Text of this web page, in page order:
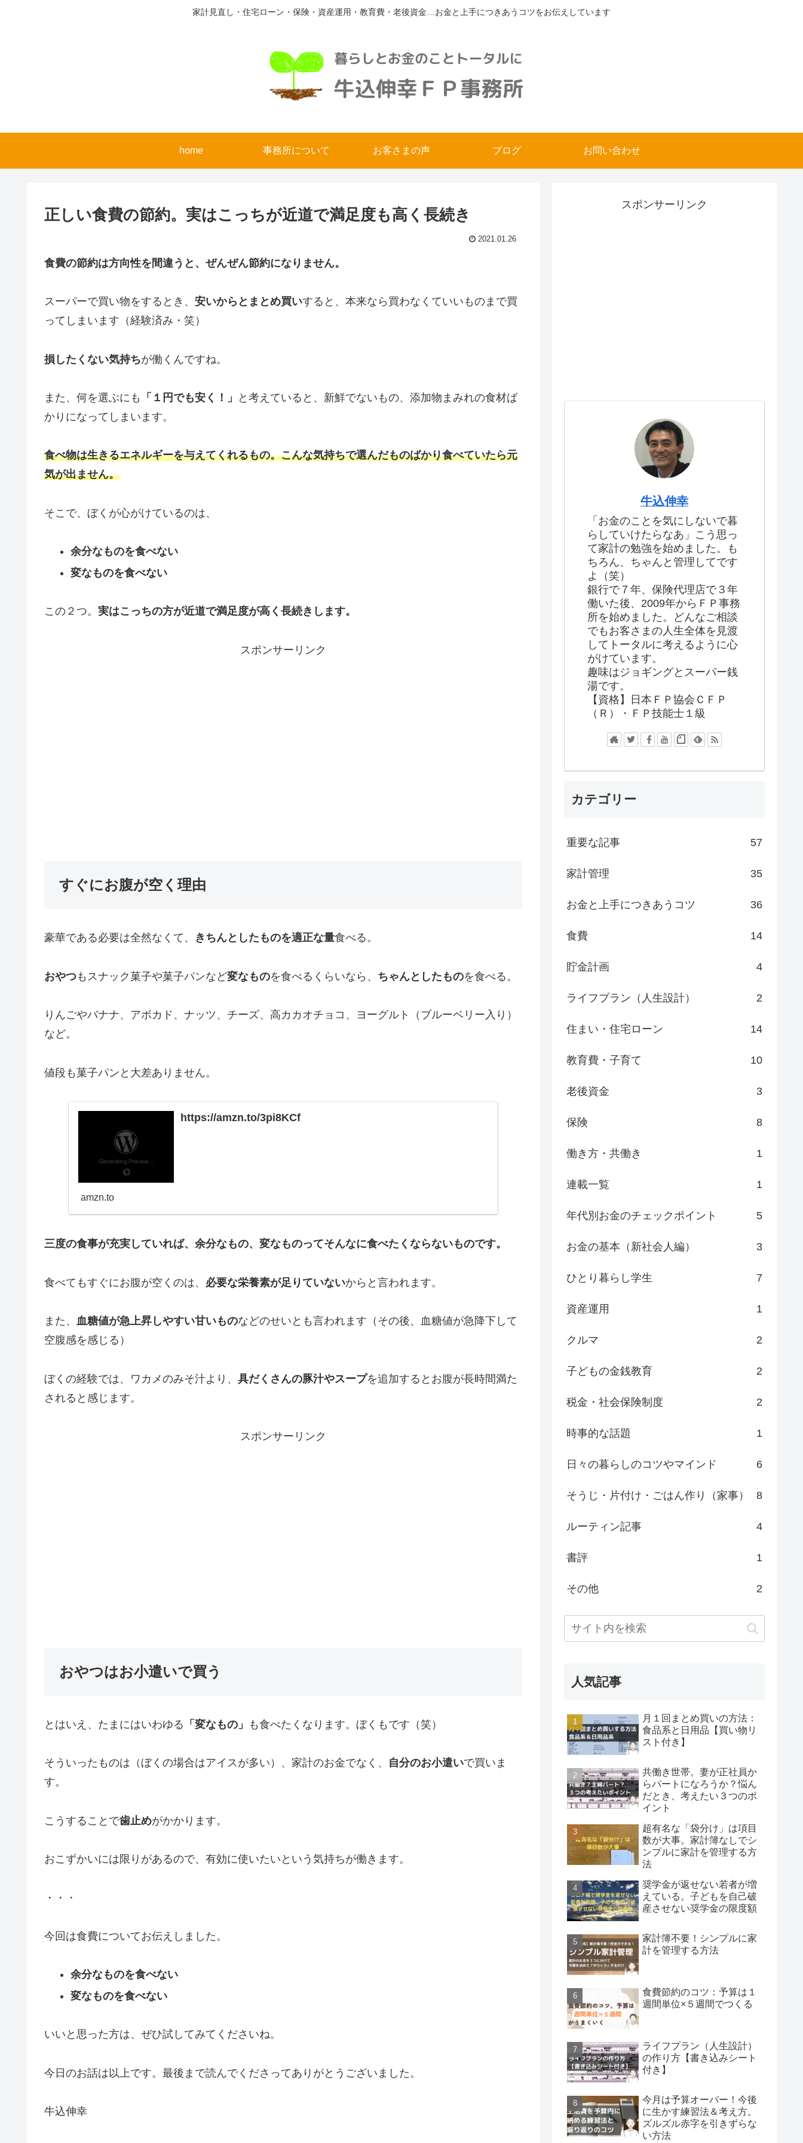
家計見直し・住宅ローン・保険・資産運用・教育費・老後資金…お金と上手につきあうコツをお伝えしています
home 事務所について お客さまの声 ブログ お問い合わせ
正しい食費の節約。実はこっちが近道で満足度も高く長続き
2021.01.26
食費の節約は方向性を間違うと、ぜんぜん節約になりません。
スーパーで買い物をするとき、 安いからとまとめ買いすると、本来なら買わなくていいものまで買
ってしまいます（経験済み・笑）
損したくない気持ちが働くんですね。
また、何を選ぶにも 「１円でも安く！」
と考えていると、新鮮でないもの、添加物まみれの食材ば
かりになってしまいます。
食べ物は生きるエネルギーを与えてくれるもの。こんな気持ちで選んだものばかり食べていたら元
気が出ません。
そこで、ぼくが心がけているのは、
余分なものを食べない
変なものを食べない
この２つ。 実はこっちの方が近道で満足度が高く長続きします。
スポンサーリンク
すぐにお腹が空く理由
豪華である必要は全然なくて、 きちんとしたものを適正な量食べる。
おやつもスナック菓子や菓子パンなど変なものを食べるくらいなら、 ちゃんとしたものを食べる。
りんごやバナナ、アボカド、ナッツ、チーズ、高カカオチョコ、ヨーグルト（ブルーベリー入り）
など。
値段も菓子パンと大差ありません。
https://amzn.to/3pi8KCf
amzn.to
三度の食事が充実していれば、余分なもの、変なものってそんなに食べたくならないものです。
食べてもすぐにお腹が空くのは、 必要な栄養素が足りていないからと言われます。
また、 血糖値が急上昇しやすい甘いものなどのせいとも言われます（その後、血糖値が急降下して
空腹感を感じる）
ぼくの経験では、ワカメのみそ汁より、 具だくさんの豚汁やスープを追加するとお腹が長時間満た
されると感じます。
スポンサーリンク
おやつはお小遣いで買う
とはいえ、たまにはいわゆる 「変なもの」 も食べたくなります。ぼくもです（笑）
そういったものは（ぼくの場合はアイスが多い）、家計のお金でなく、 自分のお小遣いで買いま
す。
こうすることで歯止めがかかります。
おこずかいには限りがあるので、有効に使いたいという気持ちが働きます。
・・・
今回は食費についてお伝えしました。
余分なものを食べない
変なものを食べない
いいと思った方は、ぜひ試してみてくださいね。
今日のお話は以上です。最後まで読んでくださってありがとうございました。
牛込伸幸
スポンサーリンク
牛込伸幸
「お金のことを気にしないで暮
らしていけたらなあ」こう思っ
て家計の勉強を始めました。も
ちろん、ちゃんと管理してです
よ（笑）
銀行で７年、保険代理店で３年
働いた後、2009年からＦＰ事務
所を始めました。どんなご相談
でもお客さまの人生全体を見渡
してトータルに考えるように心
がけています。
趣味はジョギングとスーパー銭
湯です。
【資格】日本ＦＰ協会ＣＦＰ
（Ｒ）・ＦＰ技能士１級
カテゴリー
重要な記事 57
家計管理 35
お金と上手につきあうコツ 36
食費 14
貯金計画 4
ライフプラン（人生設計） 2
住まい・住宅ローン 14
教育費・子育て 10
老後資金 3
保険 8
働き方・共働き 1
連載一覧 1
年代別お金のチェックポイント 5
お金の基本（新社会人編） 3
ひとり暮らし学生 7
資産運用 1
クルマ 2
子どもの金銭教育 2
税金・社会保険制度 2
時事的な話題 1
日々の暮らしのコツやマインド 6
そうじ・片付け・ごはん作り（家事） 8
ルーティン記事 4
書評 1
その他 2
人気記事
月１回まとめ買いの方法：
食品系と日用品【買い物リ
スト付き】
共働き世帯。妻が正社員か
らパートになろうか？悩ん
だとき、考えたい３つのポ
イント
超有名な「袋分け」は項目
数が大事。家計簿なしでシ
ンプルに家計を管理する方
法
奨学金が返せない若者が増
えている。子どもを自己破
産させない奨学金の限度額
家計簿不要！シンプルに家
計を管理する方法
食費節約のコツ：予算は１
週間単位×５週間でつくる
ライフプラン（人生設計）
の作り方【書き込みシート
付き】
今月は予算オーバー！今後
に生かす練習法＆考え方。
ズルズル赤字を引きずらな
い方法